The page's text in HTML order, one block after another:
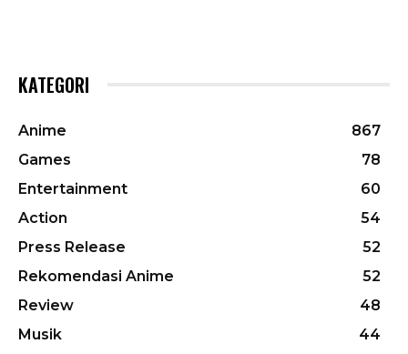
KATEGORI
Anime
867
Games
78
Entertainment
60
Action
54
Press Release
52
Rekomendasi Anime
52
Review
48
Musik
44